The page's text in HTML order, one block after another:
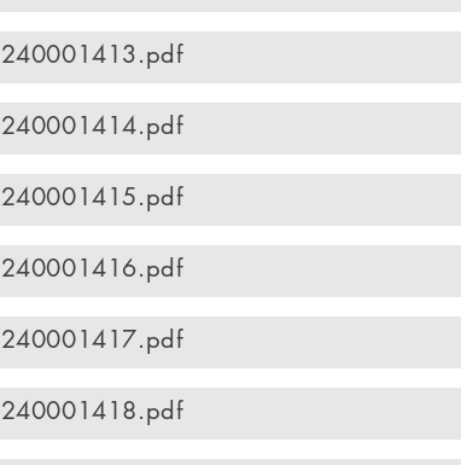
240001413.pdf
240001414.pdf
240001415.pdf
240001416.pdf
240001417.pdf
240001418.pdf